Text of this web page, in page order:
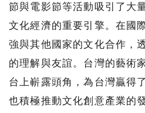
節與電影節等活動吸引了大
文化經濟的重要引擎。在國
強與其他國家的文化合作，
的理解與友誼。台灣的藝術
台上嶄露頭角，為台灣贏得
也積極推動文化創意產業的